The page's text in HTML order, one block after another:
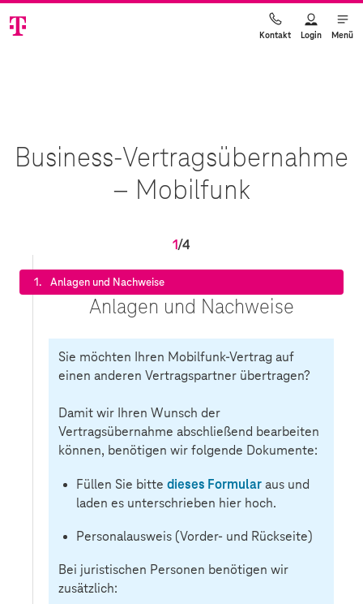
Kontakt Login Menü
Business-Vertragsübernahme
– Mobilfunk
1/4
1. Anlagen und Nachweise
Anlagen und Nachweise
Sie möchten Ihren Mobilfunk-Vertrag auf
einen anderen Vertragspartner übertragen?
Damit wir Ihren Wunsch der
Vertragsübernahme abschließend bearbeiten
können, benötigen wir folgende Dokumente:
Füllen Sie bitte dieses Formularaus und
laden es unterschrieben hier hoch.
Personalausweis (Vorder- und Rückseite)
Bei juristischen Personen benötigen wir
zusätzlich: